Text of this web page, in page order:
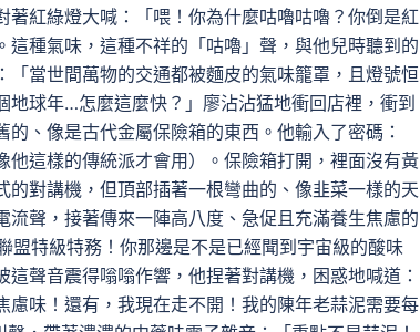
紅綠燈大喊：「喂！你為什麼咕嚕咕嚕？你倒是紅
種氣味，這種不祥的「咕嚕」聲，與他兒時聽到的
當世間萬物的交通都被麵皮的氣味籠罩，且燈號恒
球年…怎麼這麼快？」廖沾沾猛地衝回店裡，衝到
、像是古代金屬保險箱的東西。他輸入了密碼：
他這樣的傳統派才會用）。保險箱打開，裡面沒有黃
對講機，但頂部插著一根彎曲的、像韭菜一樣的天
聲，接著傳來一陣高八度、急促且充滿養生焦慮的
特級特務！你那邊是不是已經聞到宇宙級的酸味
聲音震得嗡嗡作響，他捏著對講機，困惑地喊道：
慮味！還有，我現在走不開！我的陳年老蒜泥需要每